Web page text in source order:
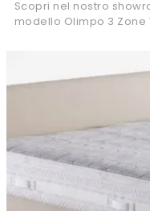
Scopri nel nostro
modello Olimpo 3